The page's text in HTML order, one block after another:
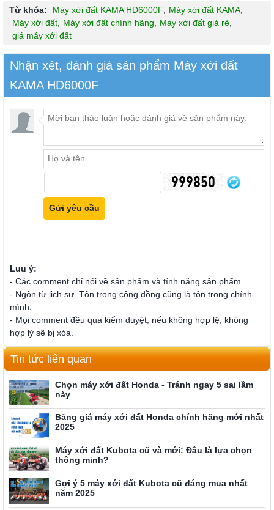
Từ khóa: Máy xới đất KAMA HD6000F Máy xới đất KAMA
Máy xới đất
Máy xới đất chính hãng Máy xới đất giá rẻ
giá máy xới đất
Nhận xét, đánh giá sản phẩm Máy xới đất
KAMA HD6000F
Luu ý:
- Các comment chỉ nói về sản phẩm và tính năng sản phẩm.
- Ngôn từ lịch sự. Tôn trọng cộng đồng cũng là tôn trọng chính
mình.
- Mọi comment đều qua kiểm duyệt, nếu không hợp lệ, không
hợp lý sẽ bị xóa.
Tin tức liên quan
Chọn máy xới đất Honda - Tránh ngay 5 sai lầm
này
Bảng giá máy xới đất Honda chính hãng mới nhất
2025
Máy xới đất Kubota cũ và mới: Đâu là lựa chọn
thông minh?
Gợi ý 5 máy xới đất Kubota cũ đáng mua nhất
năm 2025